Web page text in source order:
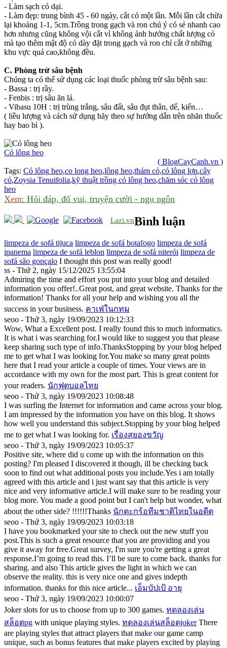
- Làm sạch cỏ dại.
- Làm đẹp: trung bình 45 - 60 ngày, cắt cỏ một lần. Mỗi lần cắt chừa
lại khoảng 1-1, 5cm.Trồng trong gạch và ron chú ý cỏ sẻ nhanh cao
hơn nhưng cũng không vội cắt vì không ảnh hưởng chất lượng cỏ
mà tạo thêm mật độ cỏ dày đặt trong gạch và ron chỉ cắt ở những
khu vực quá cao,không đều.
C. Phòng trừ sâu bệnh
Chúng ta có thể sử dụng các loại thuốc phòng trừ sâu bệnh sau:
- Bassa : trị rầy.
- Fenbis : trị sâu ăn lá.
- Vibasu 10H : trị trùng trắng, sâu đất, sâu đụt thân, dế, kiến…
( liều lượng và cách sử dụng hãy theo sự hướng dẫn trên nhãn thuốc
hay bao bì ).
Cỏ lông heo​
( BlogCayCanh.vn )
Tags: Cỏ lông heo,co long heo,lông heo,thảm cỏ,cỏ lông lợn,cây
cỏ,Zoysia Tenuifolia,kỹ thuật trồng cỏ lông heo,chăm sóc cỏ lông
heo
Xem: Hỏi đáp, đố vui, truyện cười - ngụ ngôn
Lazi.vnBình luận
limpeza de sofá tijuca limpeza de sofá botafogo limpeza de sofá
ipanema limpeza de sofá leblon limpeza de sofá niterói limpeza de
sofá são gonçalo I thought this post was really good!
ss - Thứ 2, ngày 15/12/2025 13:55:04
Admiring the time and effort you put into your blog and detailed
information you offer!..Great post, and great website. Thanks for the
information! Thanks for all your help and wishing you all the
success in your business. คาเฟ่ในกทม
seoo - Thứ 3, ngày 19/09/2023 10:12:33
Wow, What a Excellent post. I really found this to much informatics.
It is what i was searching for.I would like to suggest you that please
keep sharing such type of info.ThanksStopping by your blog helped
me to get what I was looking for.You make so many great points
here that I read your article a couple of times. Your views are in
accordance with my own for the most part. This is great content for
your readers. นักฟุตบอลไทย
seoo - Thứ 3, ngày 19/09/2023 10:08:48
I was surfing the Internet for information and came across your blog.
I am impressed by the information you have on this blog. It shows
how well you understand this subject.Stopping by your blog helped
me to get what I was looking for. เรื่องสยองขวัญ
seoo - Thứ 3, ngày 19/09/2023 10:05:37
Positive site, where did u come up with the information on this
posting? I'm pleased I discovered it though, ill be checking back
soon to find out what additional posts you include.Yes i am totally
agreed with this article and i just want say that this article is very
nice and very informative article.I will make sure to be reading your
blog more. You made a good point but I can't help but wonder, what
about the other side? !!!!!!Thanks นักตะกร้อทีมชาติไทยในอดีต
seoo - Thứ 3, ngày 19/09/2023 10:03:18
I have you bookmarked your site to check out the new stuff you
post.This is such a great resource that you are providing and you
give it away for free.Great survey, I'm sure you're getting a great
response.I’m going to read this. I’ll be sure to come back. thanks for
sharing. and also This article gives the light in which we can
observe the reality. this is very nice one and gives indepth
information. thanks for this nice article... เอ็มบัปเป้ อายุ
seoo - Thứ 3, ngày 19/09/2023 10:00:07
Joker slots for us to choose from up to 300 games. ทดลองเล่น
สล็อตpg with unique playing styles. ทดลองเล่นสล็อตjokerThere
are playing styles that attract players that make our game camp
unique, such as bonus features that make players excited by playing